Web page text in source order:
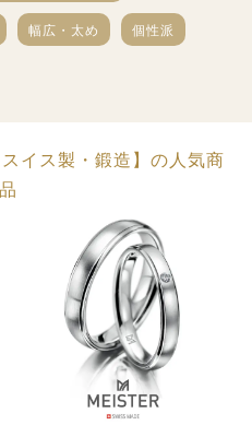
幅広・太め 個性派
イス製・鍛造】の人気商
品